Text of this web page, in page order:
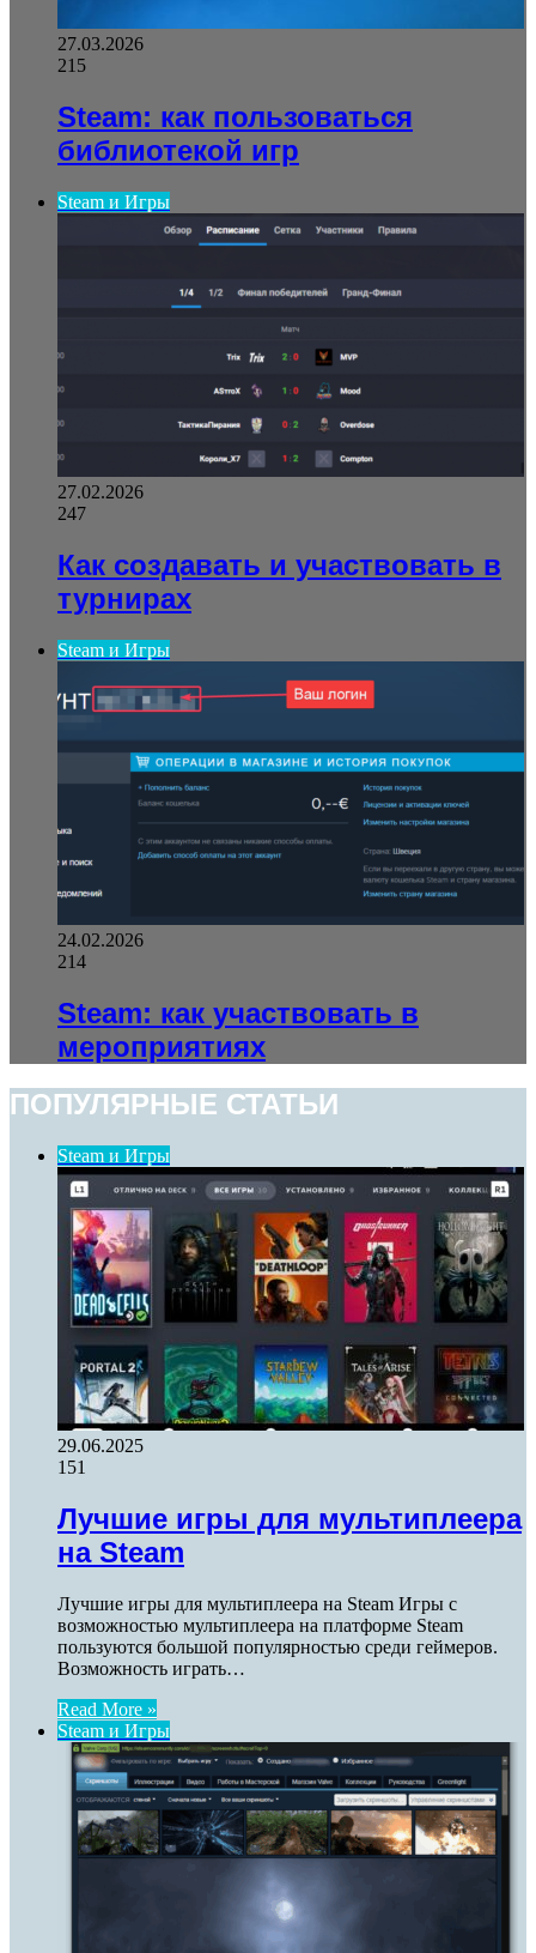
27.03.2026
215
Steam: как пользоваться
библиотекой игр
Steam и Игры
27.02.2026
247
Как создавать и участвовать в
турнирах
Steam и Игры
24.02.2026
214
Steam: как участвовать в
мероприятиях
ПОПУЛЯРНЫЕ СТАТЬИ
Steam и Игры
29.06.2025
151
Лучшие игры для мультиплеера
на Steam
Лучшие игры для мультиплеера на Steam Игры с
возможностью мультиплеера на платформе Steam
пользуются большой популярностью среди геймеров.
Возможность играть…
Read More »
Steam и Игры